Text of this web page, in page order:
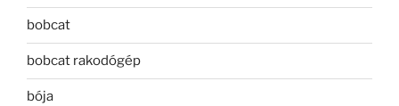
bobcat
bobcat rakodógép
bója